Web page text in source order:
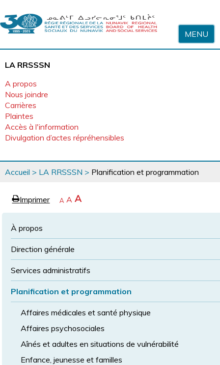
MENU
LA RRSSSN
A propos
Nous joindre
Carrières
Plaintes
Accès à l'information
Divulgation d’actes répréhensibles
Vous
êtes
Accueil > LA RRSSSN > Planification et programmation
eImprimerpageRétrécir
A Revenir
à
police
A Agrandir
la
A
À propos
Direction générale
Services administratifs
Planification et programmation
Affaires médicales et santé physique
Affaires psychosociales
Aînés et adultes en situations de vulnérabilité
Enfance, jeunesse et familles